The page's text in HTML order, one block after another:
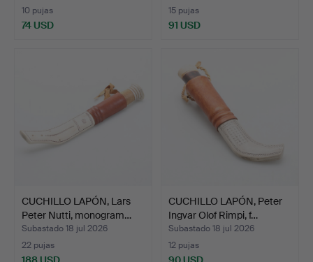
10 pujas
74 USD
15 pujas
91 USD
CUCHILLO LAPÓN, Lars
Peter Nutti, monogram…
Subastado 18 jul 2026
22 pujas
CUCHILLO LAPÓN, Peter
Ingvar Olof Rimpi, f…
Subastado 18 jul 2026
12 pujas